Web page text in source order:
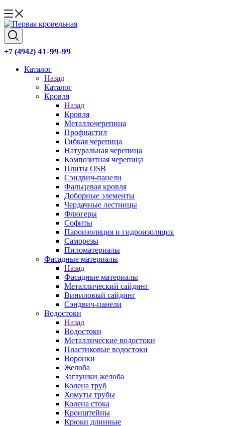
+7 (4942) 41-99-99
Каталог
Назад
Каталог
Кровля
Назад
Кровля
Металлочерепица
Профнастил
Гибкая черепица
Натуральная черепица
Композитная черепица
Плиты OSB
Сэндвич-панели
Фальцевая кровля
Доборные элементы
Чердачные лестницы
Флюгеры
Софиты
Пароизоляция и гидроизоляция
Саморезы
Пиломатериалы
Фасадные материалы
Назад
Фасадные материалы
Металлический сайдинг
Виниловый сайдинг
Сэндвич-панели
Водостоки
Назад
Водостоки
Металлические водостоки
Пластиковые водостоки
Воронки
Желоба
Заглушки желоба
Колена труб
Хомуты трубы
Колена стока
Кронштейны
Крюки длинные